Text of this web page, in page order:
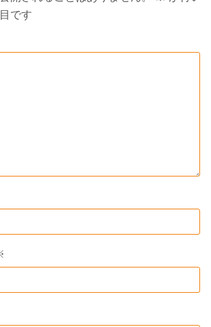
です